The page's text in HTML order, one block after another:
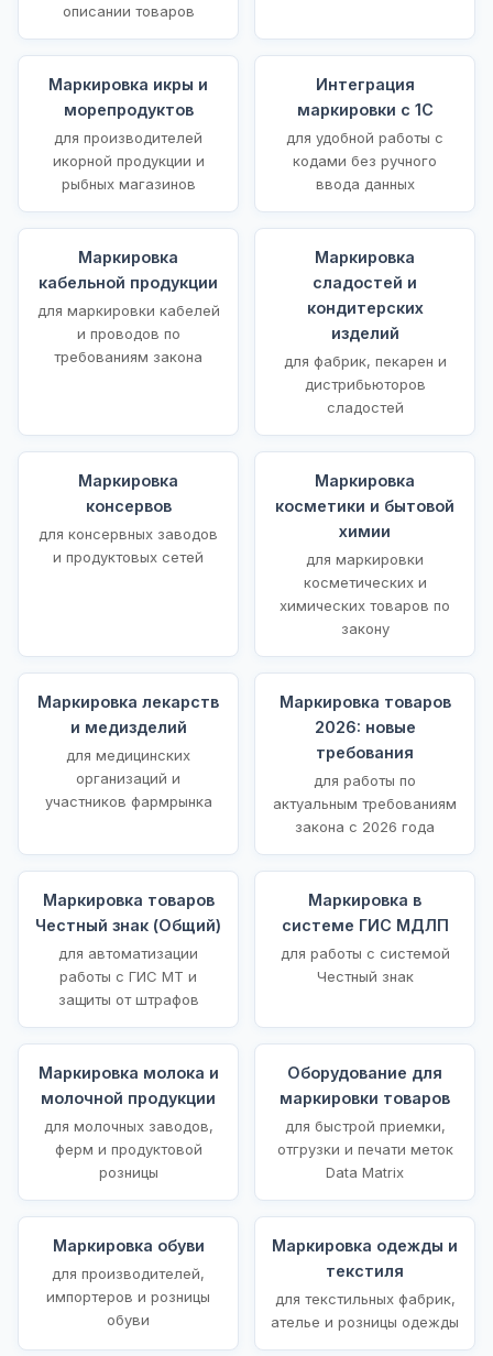
описании товаров
Маркировка икры и
морепродуктов
для производителей
икорной продукции и
рыбных магазинов
Интеграция
маркировки с 1С
для удобной работы с
кодами без ручного
ввода данных
Маркировка
кабельной продукции
для маркировки кабелей
и проводов по
требованиям закона
Маркировка
сладостей и
кондитерских
изделий
для фабрик, пекарен и
дистрибьюторов
сладостей
Маркировка
консервов
для консервных заводов
и продуктовых сетей
Маркировка
косметики и бытовой
химии
для маркировки
косметических и
химических товаров по
закону
Маркировка лекарств
и медизделий
для медицинских
организаций и
участников фармрынка
Маркировка товаров
2026: новые
требования
для работы по
актуальным требованиям
закона с 2026 года
Маркировка товаров
Честный знак (Общий)
для автоматизации
работы с ГИС МТ и
защиты от штрафов
Маркировка в
системе ГИС МДЛП
для работы с системой
Честный знак
Маркировка молока и
молочной продукции
для молочных заводов,
ферм и продуктовой
розницы
Оборудование для
маркировки товаров
для быстрой приемки,
отгрузки и печати меток
Data Matrix
Маркировка обуви
для производителей,
импортеров и розницы
обуви
Маркировка одежды и
текстиля
для текстильных фабрик,
ателье и розницы одежды